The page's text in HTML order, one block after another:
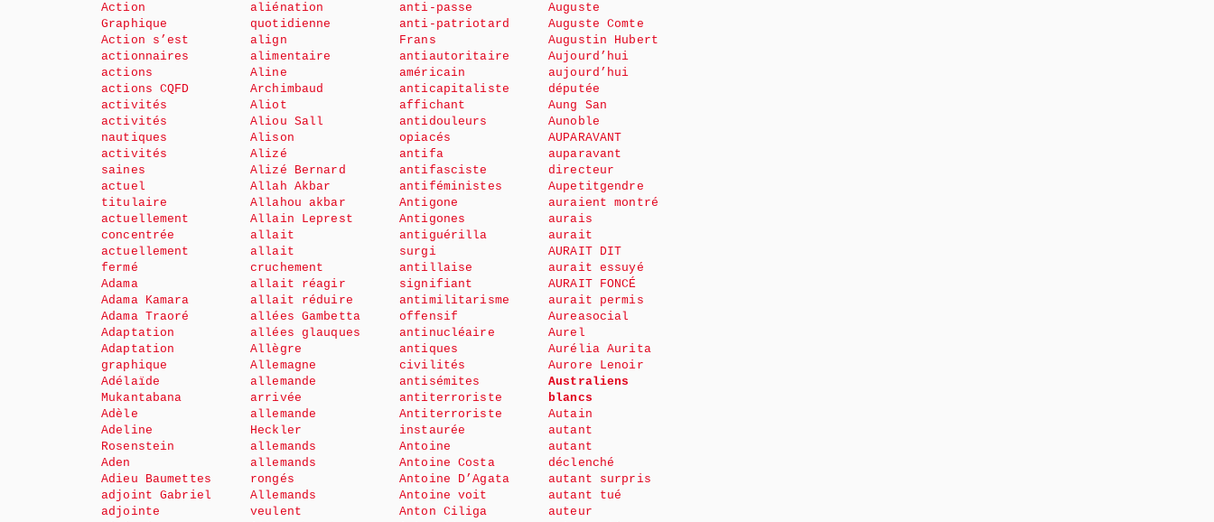
Action
Graphique
Action s’est
actionnaires
actions
actions CQFD
activités
activités
nautiques
activités
saines
actuel
titulaire
actuellement
concentrée
actuellement
fermé
Adama
Adama Kamara
Adama Traoré
Adaptation
Adaptation
graphique
Adélaïde
Mukantabana
Adèle
Adeline
Rosenstein
Aden
Adieu Baumettes
adjoint Gabriel
adjointe
aliénation
quotidienne
align
alimentaire
Aline
Archimbaud
Aliot
Aliou Sall
Alison
Alizé
Alizé Bernard
Allah Akbar
Allahou akbar
Allain Leprest
allait
allait
cruchement
allait réagir
allait réduire
allées Gambetta
allées glauques
Allègre
Allemagne
allemande
arrivée
allemande
Heckler
allemands
allemands
rongés
Allemands
veulent
anti-passe
anti-patriotard
Frans
antiautoritaire
américain
anticapitaliste
affichant
antidouleurs
opiacés
antifa
antifasciste
antiféministes
Antigone
Antigones
antiguérilla
surgi
antillaise
signifiant
antimilitarisme
offensif
antinucléaire
antiques
civilités
antisémites
antiterroriste
Antiterroriste
instaurée
Antoine
Antoine Costa
Antoine D’Agata
Antoine voit
Anton Ciliga
Auguste
Auguste Comte
Augustin Hubert
Aujourd’hui
aujourd’hui
députée
Aung San
Aunoble
AUPARAVANT
auparavant
directeur
Aupetitgendre
auraient montré
aurais
aurait
AURAIT DIT
aurait essuyé
AURAIT FONCÉ
aurait permis
Aureasocial
Aurel
Aurélia Aurita
Aurore Lenoir
Australiens
blancs
Autain
autant
autant
déclenché
autant surpris
autant tué
auteur